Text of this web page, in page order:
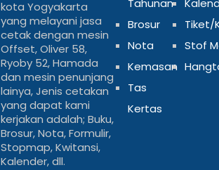
kota Yogyakarta
yang melayani jasa
cetak dengan mesin
Offset, Oliver 58,
Ryoby 52, Hamada
dan mesin penunjang
lainya, Jenis cetakan
yang dapat kami
kerjakan adalah; Buku,
Brosur, Nota, Formulir,
Stopmap, Kwitansi,
Kalender, dll.
Tahunan
Brosur
Nota
Kemasan
Tas
Kertas
Tiket/
Stof